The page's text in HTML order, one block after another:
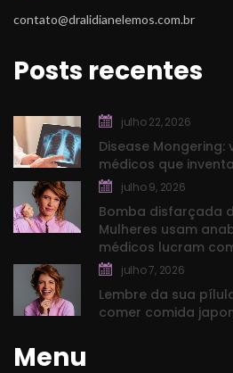
contato@dralidianelemos.com.br
Posts recente
julho 22, 2026
Disease
médicos que
julho 9, 2026
Bomba disfarçada
Mulheres usam
médicos lucram
julho 7, 2026
Lembre da sua
comer comida
Menu